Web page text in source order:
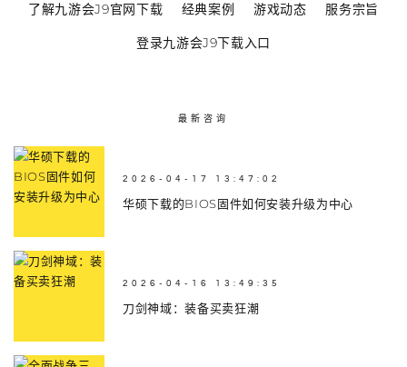
了解九游会J9官网下载 经典案例 游戏动态 服务宗旨
登录九游会J9下载入口
最新咨询
2026-04-17 13:47:02
华硕下载的BIOS固件如何安装升级为中心
2026-04-16 13:49:35
刀剑神域：装备买卖狂潮